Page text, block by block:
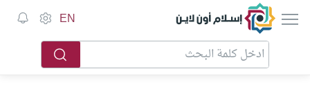
إسلام أون لاين EN